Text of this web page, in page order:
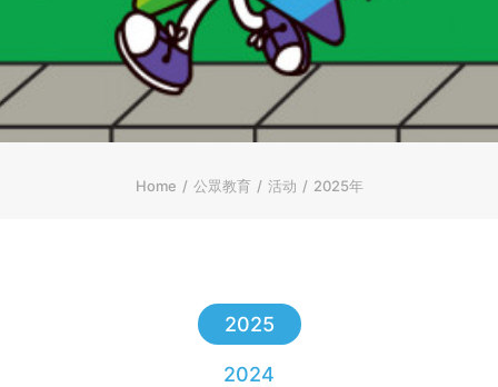
ENGLISH
首页
Home 公眾教育 活动 2025年
2025
2024